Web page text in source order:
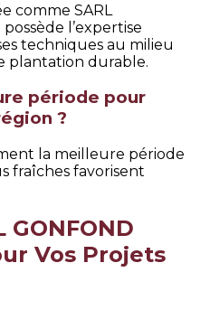
comme SARL
l’expertise
techniques au milieu
plantation durable.
période pour
?
la meilleure période
fraîches favorisent
GONFOND
Vos Projets